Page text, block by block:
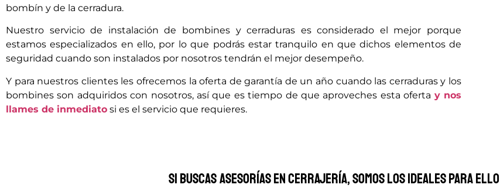
bombín y de la cerradura.
Nuestro servicio de instalación de bombines y cerraduras es considerado el mejor porque
estamos especializados en ello, por lo que podrás estar tranquilo en que dichos elementos de
seguridad cuando son instalados por nosotros tendrán el mejor desempeño.
Y para nuestros clientes les ofrecemos la oferta de garantía de un año cuando las cerraduras y los
bombines son adquiridos con nosotros, así que es tiempo de que aproveches esta oferta y nos
llames de inmediato si es el servicio que requieres.
Si buscas asesorías en cerrajería, somos los ideales para ello